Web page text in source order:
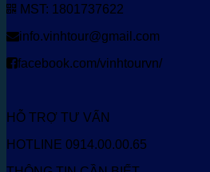
MST: 1801737622
info.vinhtour@gmail.com
facebook.com/vinhtourvn/
HỖ TRỢ TƯ VẤN
HOTLINE 0914.00.00.65